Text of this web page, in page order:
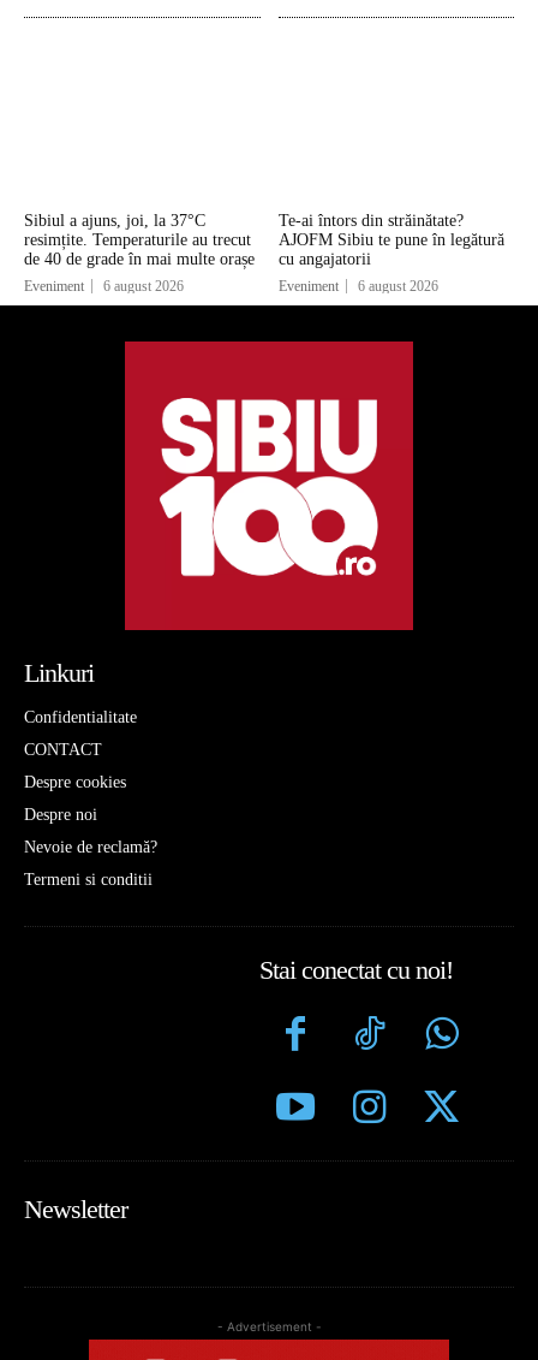
Sibiul a ajuns, joi, la 37°C
resimțite. Temperaturile au trecut
de 40 de grade în mai multe orașe
Eveniment 6 august 2026
Te-ai întors din străinătate?
AJOFM Sibiu te pune în legătură
cu angajatorii
Eveniment 6 august 2026
Linkuri
Confidentialitate
CONTACT
Despre cookies
Despre noi
Nevoie de reclamă?
Termeni si conditii
Stai conectat cu noi!
Newsletter
- Advertisement -